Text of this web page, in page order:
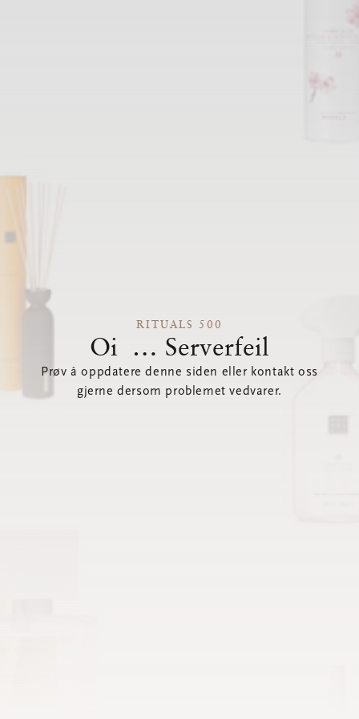
RITUALS 500
Oi … Serverfeil
Prøv å oppdatere denne siden eller kontakt oss
gjerne dersom problemet vedvarer.